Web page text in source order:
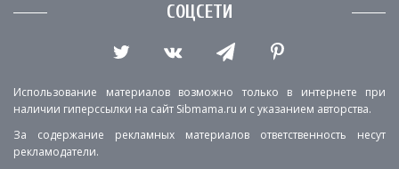
СОЦСЕТИ
Использование материалов возможно только в интернете при
наличии гиперссылки на сайт Sibmama.ru и с указанием авторства.
За содержание рекламных материалов ответственность несут
рекламодатели.